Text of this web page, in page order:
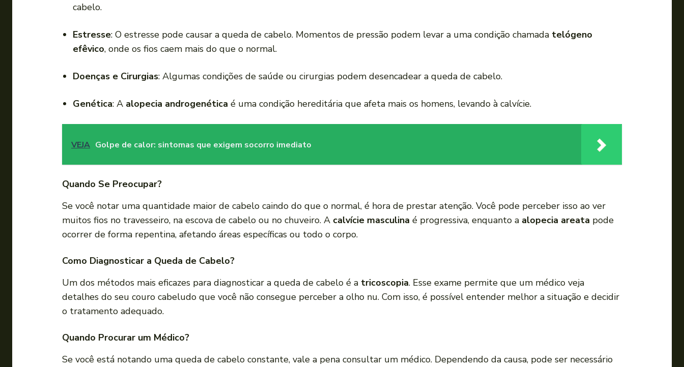
e
cabelo.
Estresse: O estresse pode causar a queda de cabelo. Momentos de pressão podem levar a uma condição chamada telógeno
efêvico, onde os fios caem mais do que o normal.
Doenças e Cirurgias: Algumas condições de saúde ou cirurgias podem desencadear a queda de cabelo.
Genética: A alopecia androgenética é uma condição hereditária que afeta mais os homens, levando à calvície.
VEJA Golpe de calor: sintomas que exigem socorro imediato
Quando Se Preocupar?
Se você notar uma quantidade maior de cabelo caindo do que o normal, é hora de prestar atenção. Você pode perceber isso ao ver
muitos fios no travesseiro, na escova de cabelo ou no chuveiro. A calvície masculina é progressiva, enquanto a alopecia areata pode
ocorrer de forma repentina, afetando áreas específicas ou todo o corpo.
Como Diagnosticar a Queda de Cabelo?
Um dos métodos mais eficazes para diagnosticar a queda de cabelo é a tricoscopia. Esse exame permite que um médico veja
detalhes do seu couro cabeludo que você não consegue perceber a olho nu. Com isso, é possível entender melhor a situação e decidir
o tratamento adequado.
Quando Procurar um Médico?
Se você está notando uma queda de cabelo constante, vale a pena consultar um médico. Dependendo da causa, pode ser necessário